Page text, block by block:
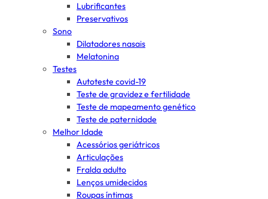
Lubrificantes
Preservativos
Sono
Dilatadores nasais
Melatonina
Testes
Autoteste covid-19
Teste de gravidez e fertilidade
Teste de mapeamento genético
Teste de paternidade
Melhor Idade
Acessórios geriátricos
Articulações
Fralda adulto
Lenços umidecidos
Roupas íntimas